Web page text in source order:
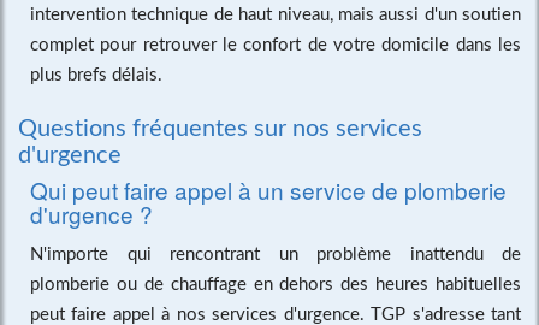
intervention technique de haut niveau, mais aussi d'un soutien
complet pour retrouver le confort de votre domicile dans les
plus brefs délais.
Questions fréquentes sur nos services
d'urgence
Qui peut faire appel à un service de plomberie
d'urgence ?
N'importe qui rencontrant un problème inattendu de
plomberie ou de chauffage en dehors des heures habituelles
peut faire appel à nos services d'urgence. TGP s'adresse tant